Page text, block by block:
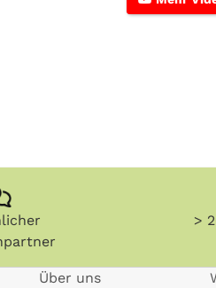
>
Über uns